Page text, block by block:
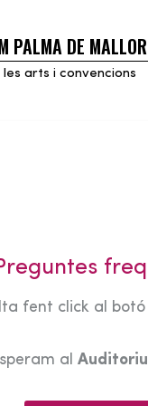
PALMA DE
arts i convencions
fent click al
al